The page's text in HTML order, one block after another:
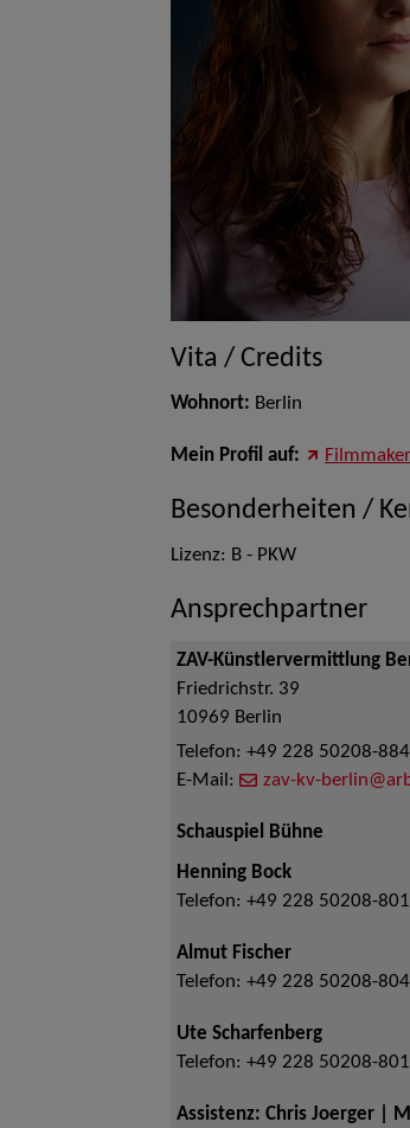
Vita / Credits
Wohnort: Berlin
Mein Profil auf:
Besonderheiten /
Lizenz: B - PKW
Ansprechpartner
ZAV-Künstlervermittlung
Friedrichstr. 39
10969 Berlin
Telefon: +49 228 50208-
E-Mail:
zav-kv-
Schauspiel Bühne
Henning Bock
Telefon: +49 228 50208-
Almut Fischer
Telefon: +49 228 50208-
Ute Scharfenberg
Telefon: +49 228 50208-
Assistenz: Chris Joerger |